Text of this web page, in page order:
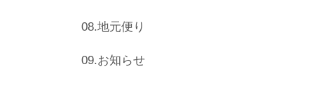
08.地元便り
09.お知らせ